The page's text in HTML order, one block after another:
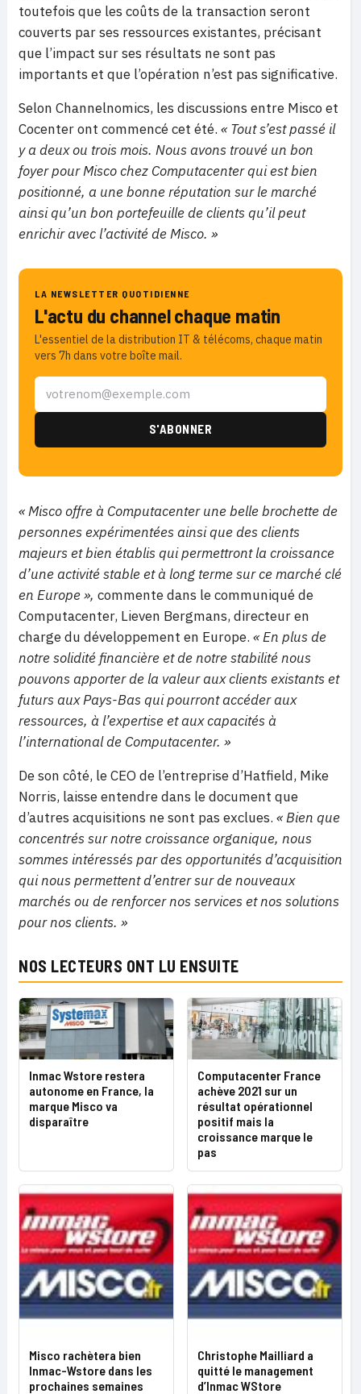
toutefois que les coûts de la transaction seront
couverts par ses ressources existantes, précisant
que l’impact sur ses résultats ne sont pas
importants et que l’opération n’est pas significative.
Selon Channelnomics, les discussions entre Misco et
Cocenter ont commencé cet été. « Tout s’est passé il
y a deux ou trois mois. Nous avons trouvé un bon
foyer pour Misco chez Computacenter qui est bien
positionné, a une bonne réputation sur le marché
ainsi qu’un bon portefeuille de clients qu’il peut
enrichir avec l’activité de Misco. »
LA NEWSLETTER QUOTIDIENNE
L'actu du channel chaque matin
L'essentiel de la distribution IT & télécoms, chaque matin
vers 7h dans votre boîte mail.
« Misco offre à Computacenter une belle brochette de
personnes expérimentées ainsi que des clients
majeurs et bien établis qui permettront la croissance
d’une activité stable et à long terme sur ce marché clé
en Europe », commente dans le communiqué de
Computacenter, Lieven Bergmans, directeur en
charge du développement en Europe. « En plus de
notre solidité financière et de notre stabilité nous
pouvons apporter de la valeur aux clients existants et
futurs aux Pays-Bas qui pourront accéder aux
ressources, à l’expertise et aux capacités à
l’international de Computacenter. »
De son côté, le CEO de l’entreprise d’Hatfield, Mike
Norris, laisse entendre dans le document que
d’autres acquisitions ne sont pas exclues. « Bien que
concentrés sur notre croissance organique, nous
sommes intéressés par des opportunités d’acquisition
qui nous permettent d’entrer sur de nouveaux
marchés ou de renforcer nos services et nos solutions
pour nos clients. »
NOS LECTEURS ONT LU ENSUITE
Inmac Wstore restera
autonome en France, la
marque Misco va
disparaître
Computacenter France
achève 2021 sur un
résultat opérationnel
positif mais la
croissance marque le
pas
Misco rachètera bien
Inmac-Wstore dans les
prochaines semaines
Christophe Mailliard a
quitté le management
d’Inmac WStore